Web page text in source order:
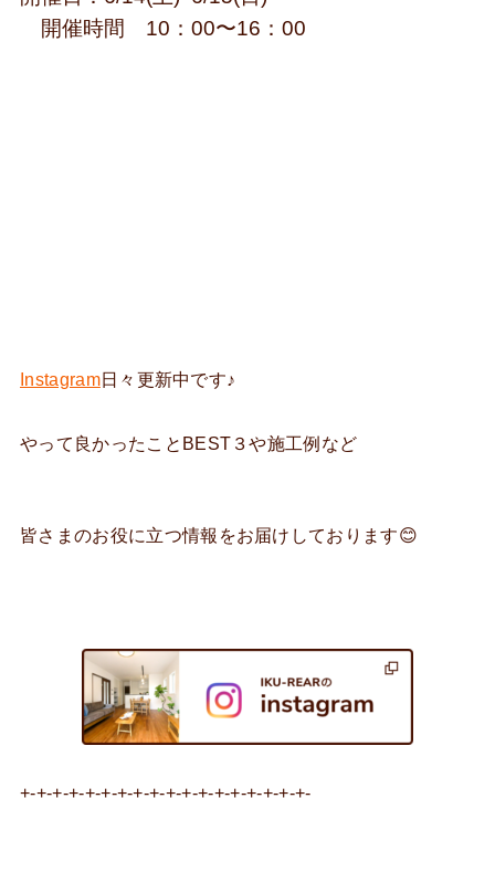
開催時間 10：00〜16：00
Instagram日々更新中です♪
やって良かったことBEST３や施工例など
皆さまのお役に立つ情報をお届けしております😊
+-+-+-+-+-+-+-+-+-+-+-+-+-+-+-+-+-+-